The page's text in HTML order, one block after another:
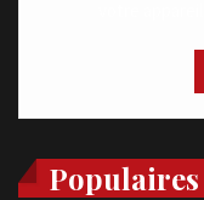
Populaires